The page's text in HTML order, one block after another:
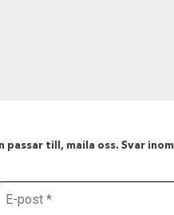
till, maila oss. Svar